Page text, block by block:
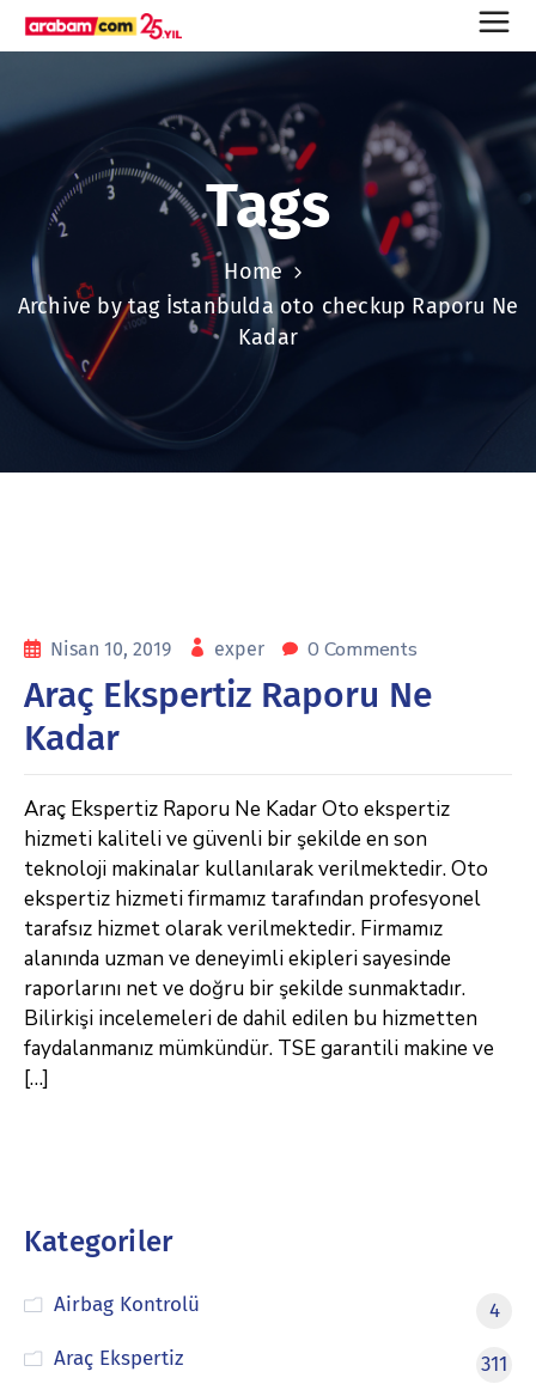
Tags
Home
Archive by tag İstanbulda oto checkup Raporu Ne
Kadar
Nisan 10, 2019 exper 0 Comments
Araç Ekspertiz Raporu Ne
Kadar
Araç Ekspertiz Raporu Ne Kadar Oto ekspertiz
hizmeti kaliteli ve güvenli bir şekilde en son
teknoloji makinalar kullanılarak verilmektedir. Oto
ekspertiz hizmeti firmamız tarafından profesyonel
tarafsız hizmet olarak verilmektedir. Firmamız
alanında uzman ve deneyimli ekipleri sayesinde
raporlarını net ve doğru bir şekilde sunmaktadır.
Bilirkişi incelemeleri de dahil edilen bu hizmetten
faydalanmanız mümkündür. TSE garantili makine ve
[…]
Kategoriler
Airbag Kontrolü
4
Araç Ekspertiz
311